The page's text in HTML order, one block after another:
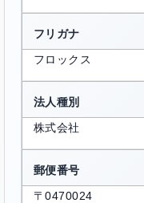
フリガナ
フロックス
法人種別
株式会社
郵便番号
〒0470024